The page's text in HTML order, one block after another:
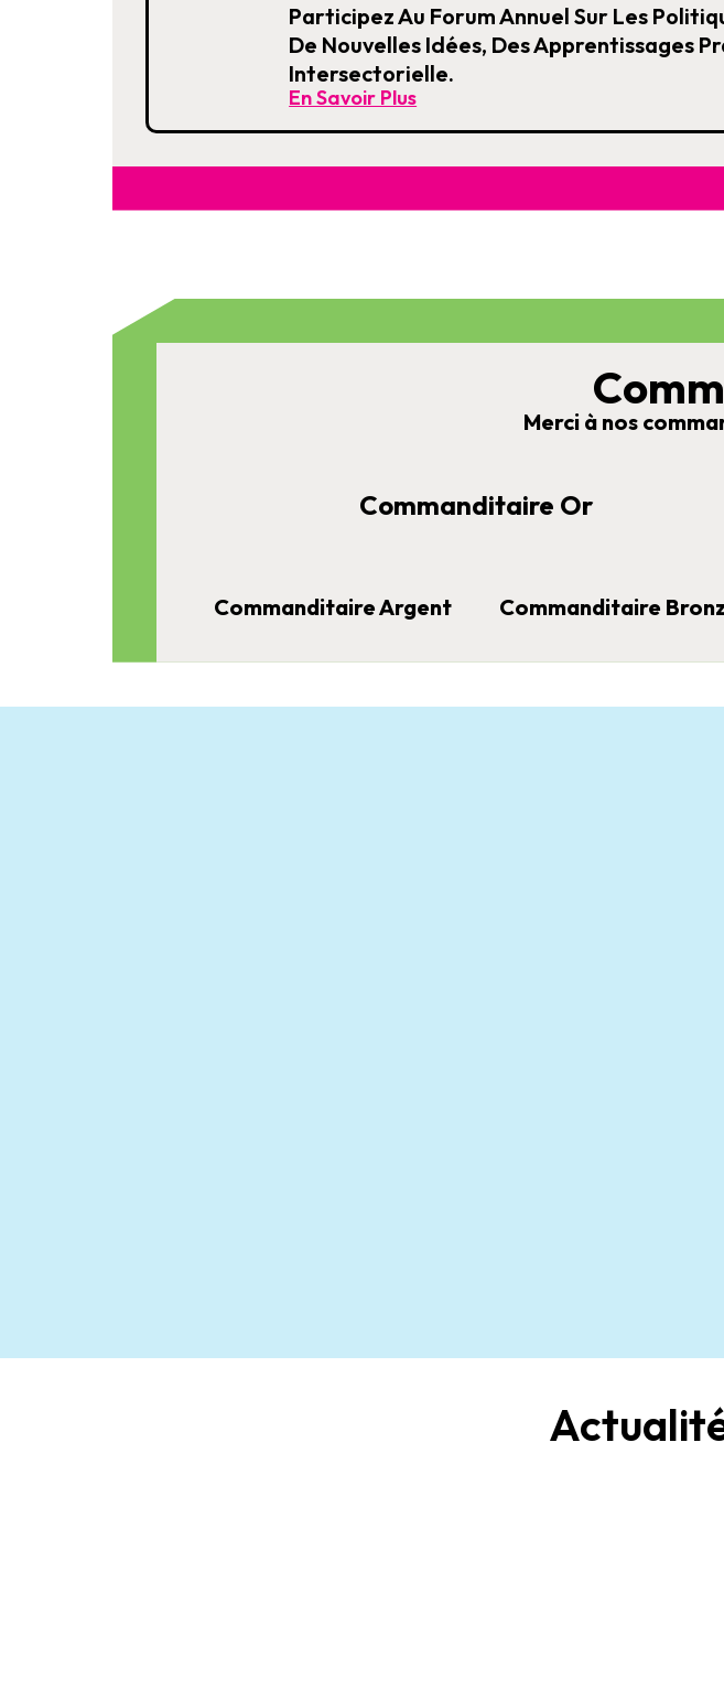
Participez Au Forum Annuel Sur Les
De Nouvelles Idées, Des Apprentissages
Intersectorielle.
En Savoir Plus
Merci à nos
Commanditaire Or
Commanditaire Argent Commanditaire